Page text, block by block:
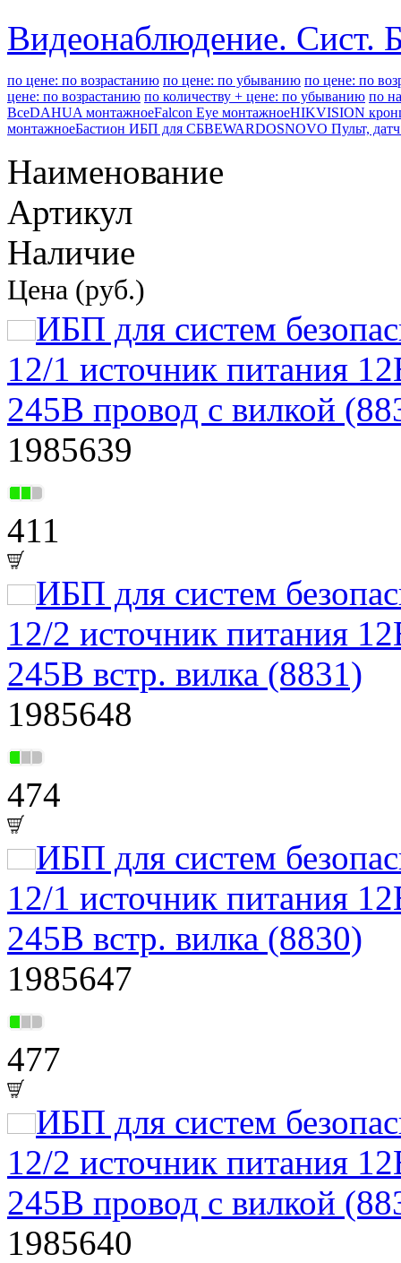
Видеонаблюдение. Сист.
по цене: по возрастанию по цене: по убыванию по цене: по
цене: по возрастанию по количеству + цене: по убыванию по
ВсеDAHUA монтажноеFalcon Eye монтажноеHIKVISION
монтажноеБастион ИБП для СБBEWARDOSNOVO Пульт,
Наименование
Артикул
Наличие
Цена (руб.)
ИБП для систем
12/1 источник питания
245В провод с вилкой
1985639
411
ИБП для систем
12/2 источник питания
245В встр. вилка (8831)
1985648
474
ИБП для систем
12/1 источник питания
245В встр. вилка (8830)
1985647
477
ИБП для систем
12/2 источник питания
245В провод с вилкой
1985640